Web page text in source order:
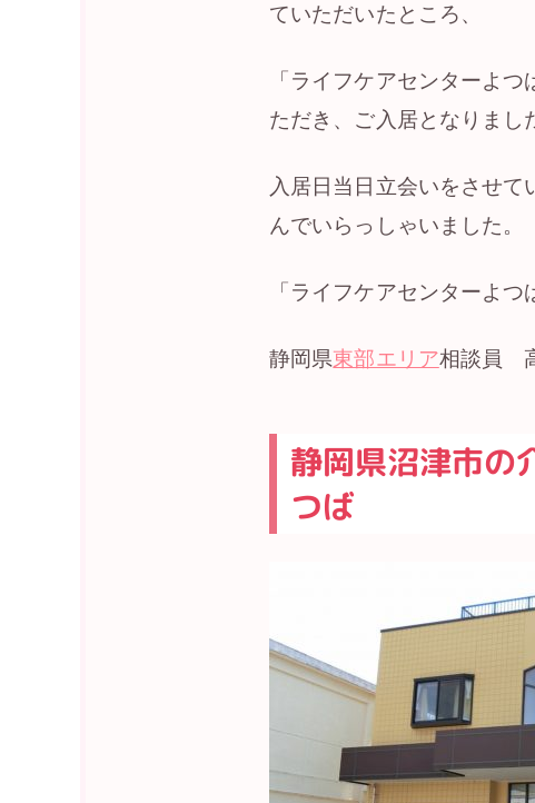
ていただいたところ、
「ライフケアセンターよ
ただき、ご入居となりまし
入居日当日立会いをさせ
んでいらっしゃいました。
「ライフケアセンターよ
静岡県東部エリア相談員
静岡県沼津市の
つば